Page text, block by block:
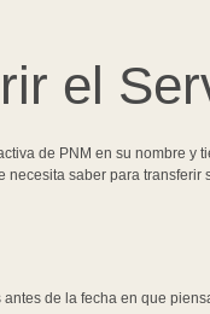
el
de PNM en su nombre
saber para transferir
de la fecha en que